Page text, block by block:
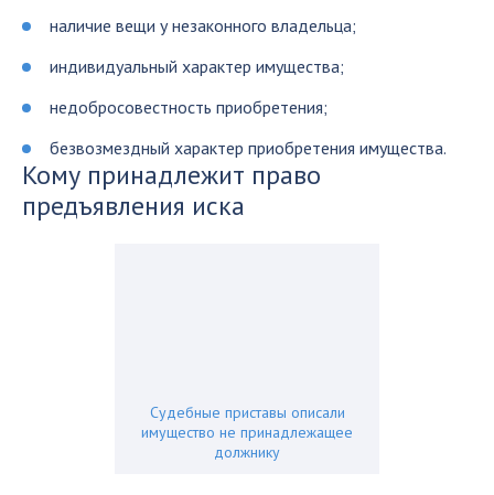
наличие вещи у незаконного владельца;
индивидуальный характер имущества;
недобросовестность приобретения;
безвозмездный характер приобретения имущества.
Кому принадлежит право
предъявления иска
Судебные приставы описали
имущество не принадлежащее
должнику